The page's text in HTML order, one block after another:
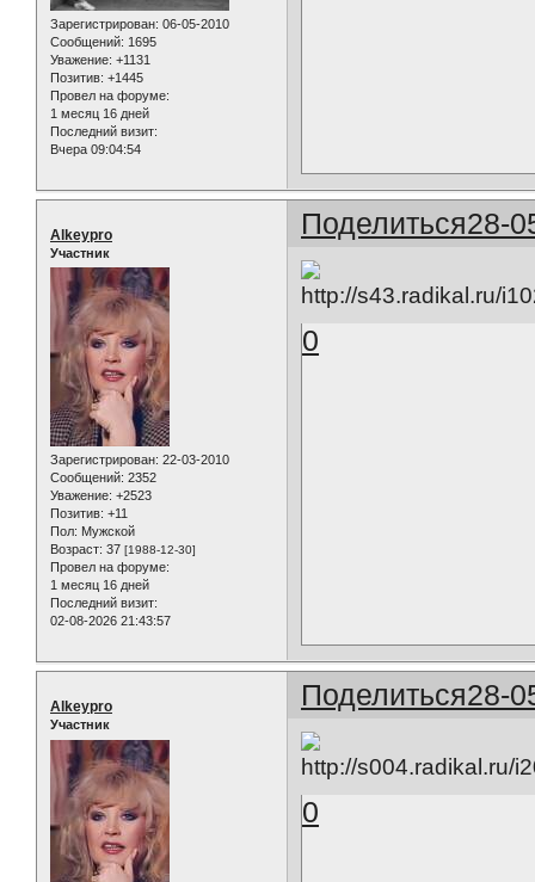
Зарегистрирован: 06-05-2010
Сообщений: 1695
Уважение: +1131
Позитив: +1445
Провел на форуме:
1 месяц 16 дней
Последний визит:
Вчера 09:04:54
Поделиться28-
Alkeypro
Участник
Зарегистрирован: 22-03-2010
Сообщений: 2352
Уважение: +2523
Позитив: +11
Пол: Мужской
Возраст: 37 [1988-12-30]
Провел на форуме:
1 месяц 16 дней
Последний визит:
02-08-2026 21:43:57
0
Поделиться28-
Alkeypro
Участник
0